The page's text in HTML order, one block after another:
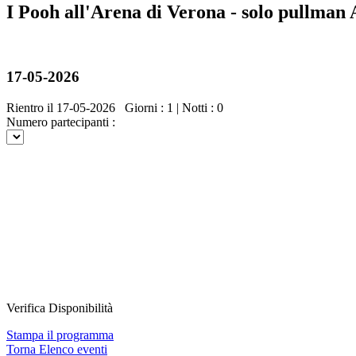
I Pooh all'Arena di Verona - solo pullman
17-05-2026
Rientro il 17-05-2026 Giorni : 1 | Notti : 0
Numero partecipanti :
Verifica Disponibilità
Stampa il programma
Torna Elenco eventi